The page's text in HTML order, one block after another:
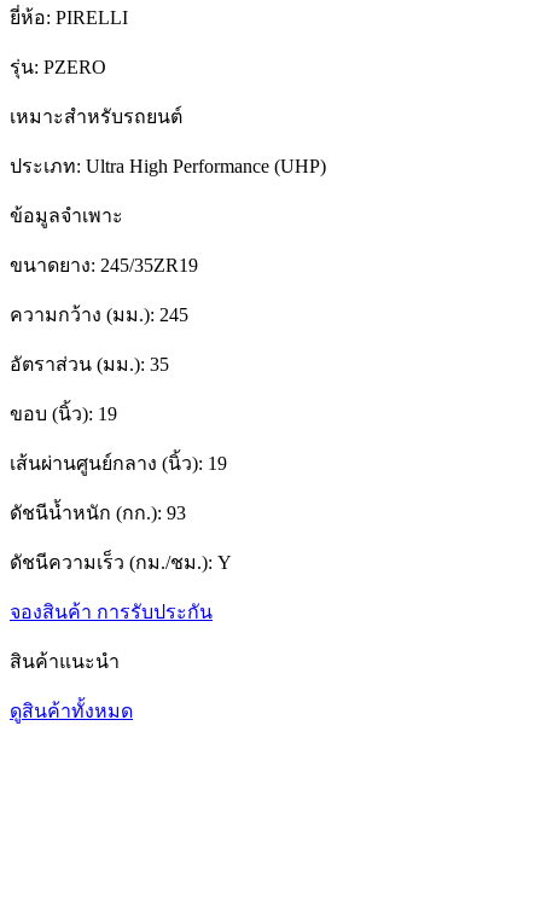
ยี่ห้อ: PIRELLI
รุ่น: PZERO
เหมาะสำหรับรถยนต์
ประเภท: Ultra High Performance (UHP)
ข้อมูลจำเพาะ
ขนาดยาง: 245/35ZR19
ความกว้าง (มม.): 245
อัตราส่วน (มม.): 35
ขอบ (นิ้ว): 19
เส้นผ่านศูนย์กลาง (นิ้ว): 19
ดัชนีน้ำหนัก (กก.): 93
ดัชนีความเร็ว (กม./ชม.): Y
จองสินค้า การรับประกัน
สินค้าแนะนำ
ดูสินค้าทั้งหมด